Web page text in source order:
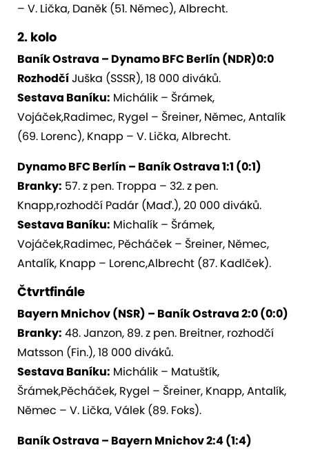
– V. Lička, Daněk (51. Němec), Albrecht.
2. kolo
Baník Ostrava – Dynamo BFC Berlín (NDR)0:0
RozhodčíJuška (SSSR), 18 000 diváků.
Sestava Baníku: Michálik – Šrámek,
Vojáček,Radimec, Rygel – Šreiner, Němec, Antalík
(69. Lorenc), Knapp – V. Lička, Albrecht.
Dynamo BFC Berlín – Baník Ostrava 1:1 (0:1)
Branky: 57. z pen. Troppa – 32. z pen.
Knapp,rozhodčí Padár (Maď.), 20 000 diváků.
Sestava Baníku: Michalík – Šrámek,
Vojáček,Radimec, Pěcháček – Šreiner, Němec,
Antalík, Knapp – Lorenc,Albrecht (87. Kadlček).
Čtvrtfinále
Bayern Mnichov (NSR) – Baník Ostrava 2:0 (0:0)
Branky: 48. Janzon, 89. z pen. Breitner, rozhodčí
Matsson (Fin.), 18 000 diváků.
Sestava Baníku: Michálik – Matuštík,
Šrámek,Pěcháček, Rygel – Šreiner, Knapp, Antalík,
Němec – V. Lička, Válek (89. Foks).
Baník Ostrava – Bayern Mnichov 2:4 (1:4)